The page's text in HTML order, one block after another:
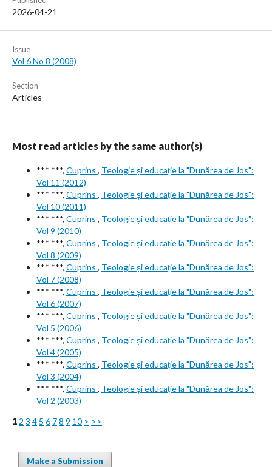
2026-04-21
Issue
Vol 6 No 8 (2008)
Section
Articles
Most read articles by the same author(s)
*** ***, Cuprins , Teologie și educație la "Dunărea de Jos":
Vol 11 (2012)
*** ***, Cuprins , Teologie și educație la "Dunărea de Jos":
Vol 10 (2011)
*** ***, Cuprins , Teologie și educație la "Dunărea de Jos":
Vol 9 (2010)
*** ***, Cuprins , Teologie și educație la "Dunărea de Jos":
Vol 8 (2009)
*** ***, Cuprins , Teologie și educație la "Dunărea de Jos":
Vol 7 (2008)
*** ***, Cuprins , Teologie și educație la "Dunărea de Jos":
Vol 6 (2007)
*** ***, Cuprins , Teologie și educație la "Dunărea de Jos":
Vol 5 (2006)
*** ***, Cuprins , Teologie și educație la "Dunărea de Jos":
Vol 4 (2005)
*** ***, Cuprins , Teologie și educație la "Dunărea de Jos":
Vol 3 (2004)
*** ***, Cuprins , Teologie și educație la "Dunărea de Jos":
Vol 2 (2003)
1 2 3 4 5 6 78 9 10 > >>
Make a Submission